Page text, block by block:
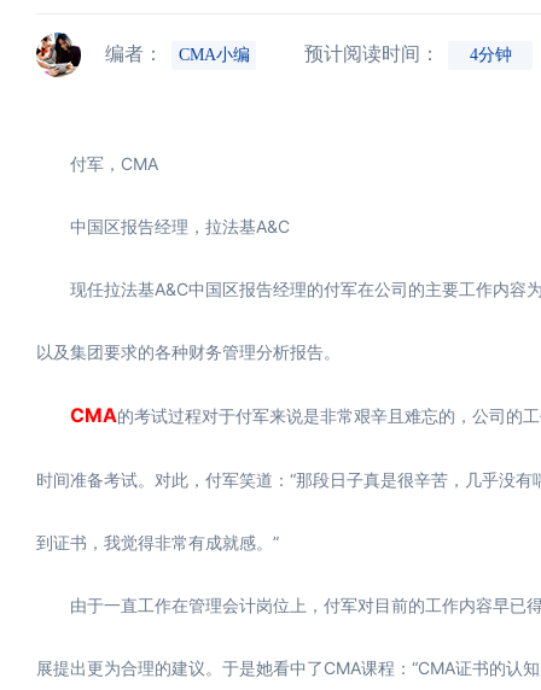
编者： CMA小编 预计阅读时间： 4分钟
付军，CMA
中国区报告经理，拉法基A&C
现任拉法基A&C中国区报告经理的付军在公司的主要工作内容
以及集团要求的各种财务管理分析报告。
CMA的考试过程对于付军来说是非常艰辛且难忘的，公司的
时间准备考试。对此，付军笑道：“那段日子真是很辛苦，几乎没
到证书，我觉得非常有成就感。”
由于一直工作在管理会计岗位上，付军对目前的工作内容早已
展提出更为合理的建议。于是她看中了CMA课程：“CMA证书的